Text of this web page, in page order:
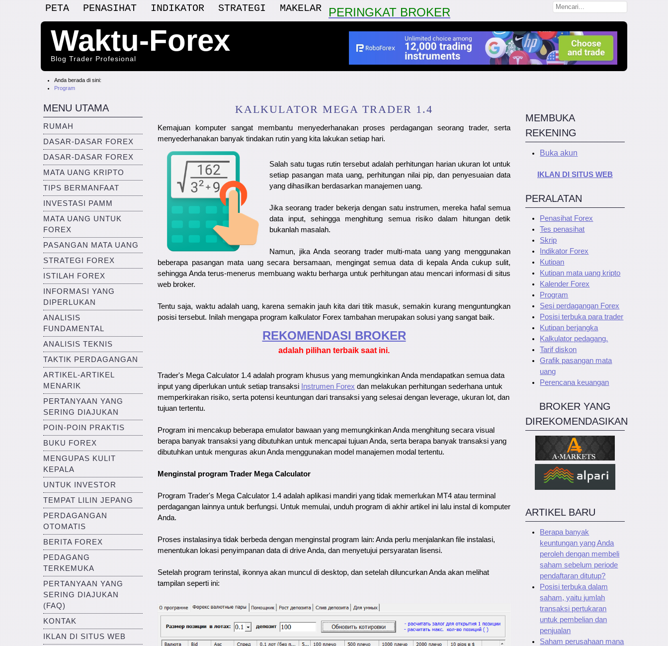
PETA PENASIHAT INDIKATOR STRATEGI MAKELAR PERINGKAT BROKER
Waktu-Forex
Blog Trader Profesional
Anda berada di sini:
Program
MENU UTAMA
RUMAH
DASAR-DASAR FOREX
DASAR-DASAR FOREX
MATA UANG KRIPTO
TIPS BERMANFAAT
INVESTASI PAMM
MATA UANG UNTUK
FOREX
PASANGAN MATA UANG
STRATEGI FOREX
ISTILAH FOREX
INFORMASI YANG
DIPERLUKAN
ANALISIS
FUNDAMENTAL
ANALISIS TEKNIS
TAKTIK PERDAGANGAN
ARTIKEL-ARTIKEL
MENARIK
PERTANYAAN YANG
SERING DIAJUKAN
POIN-POIN PRAKTIS
BUKU FOREX
MENGUPAS KULIT
KEPALA
UNTUK INVESTOR
TEMPAT LILIN JEPANG
PERDAGANGAN
OTOMATIS
BERITA FOREX
PEDAGANG
TERKEMUKA
PERTANYAAN YANG
SERING DIAJUKAN
(FAQ)
KONTAK
IKLAN DI SITUS WEB
KALKULATOR MEGA TRADER 1.4
Kemajuan komputer sangat membantu menyederhanakan proses perdagangan seorang trader, serta
menyederhanakan banyak tindakan rutin yang kita lakukan setiap hari.
Salah satu tugas rutin tersebut adalah perhitungan harian ukuran lot untuk
setiap pasangan mata uang, perhitungan nilai pip, dan penyesuaian data
yang dihasilkan berdasarkan manajemen uang.
Jika seorang trader bekerja dengan satu instrumen, mereka hafal semua
data input, sehingga menghitung semua risiko dalam hitungan detik
bukanlah masalah.
Namun, jika Anda seorang trader multi-mata uang yang menggunakan
beberapa pasangan mata uang secara bersamaan, mengingat semua data di kepala Anda cukup sulit,
sehingga Anda terus-menerus membuang waktu berharga untuk perhitungan atau mencari informasi di situs
web broker.
Tentu saja, waktu adalah uang, karena semakin jauh kita dari titik masuk, semakin kurang menguntungkan
posisi tersebut. Inilah mengapa program kalkulator Forex tambahan merupakan solusi yang sangat baik.
REKOMENDASI ​​BROKER
adalah pilihan terbaik saat ini.
Trader's Mega Calculator 1.4 adalah program khusus yang memungkinkan Anda mendapatkan semua data
input yang diperlukan untuk setiap transaksi Instrumen Forex dan melakukan perhitungan sederhana untuk
memperkirakan risiko, serta potensi keuntungan dari transaksi yang selesai dengan leverage, ukuran lot, dan
tujuan tertentu.
Program ini mencakup beberapa emulator bawaan yang memungkinkan Anda menghitung secara visual
berapa banyak transaksi yang dibutuhkan untuk mencapai tujuan Anda, serta berapa banyak transaksi yang
dibutuhkan untuk menguras akun Anda menggunakan model manajemen modal tertentu.
Menginstal program Trader Mega Calculator
Program Trader's Mega Calculator 1.4 adalah aplikasi mandiri yang tidak memerlukan MT4 atau terminal
perdagangan lainnya untuk berfungsi. Untuk memulai, unduh program di akhir artikel ini lalu instal di komputer
Anda.
Proses instalasinya tidak berbeda dengan menginstal program lain: Anda perlu menjalankan file instalasi,
menentukan lokasi penyimpanan data di drive Anda, dan menyetujui persyaratan lisensi.
Setelah program terinstal, ikonnya akan muncul di desktop, dan setelah diluncurkan Anda akan melihat
tampilan seperti ini:
MEMBUKA
REKENING
Buka akun
IKLAN DI SITUS WEB
PERALATAN
Penasihat Forex
Tes penasihat
Skrip
Indikator Forex
Kutipan
Kutipan mata uang kripto
Kalender Forex
Program
Sesi perdagangan Forex
Posisi terbuka para trader
Kutipan berjangka
Kalkulator pedagang.
Tarif diskon
Grafik pasangan mata
uang
Perencana keuangan
BROKER YANG
DIREKOMENDASIKAN
ARTIKEL BARU
Berapa banyak
keuntungan yang Anda
peroleh dengan membeli
saham sebelum periode
pendaftaran ditutup?
Posisi terbuka dalam
saham, yaitu jumlah
transaksi pertukaran
untuk pembelian dan
penjualan
Saham perusahaan mana